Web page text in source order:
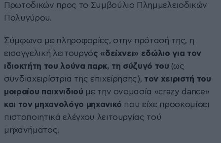
Πρωτοδικών προς το Συμβούλιο Πλημμελειοδικών
Πολυγύρου.
Σύμφωνα με πληροφορίες, στην πρότασή της, η
εισαγγελική λειτουργός «δείχνει» εδώλιο για τον
ιδιοκτήτη του λούνα παρκ, τη σύζυγό του (ως
συνδιαχειρίστρια της επιχείρησης), τον χειριστή του
μοιραίου παιχνιδιού με την ονομασία «crazy dance»
και τον μηχανολόγο μηχανικό που είχε προσκομίσει
πιστοποιητικά ελέγχου λειτουργίας τού
μηχανήματος.